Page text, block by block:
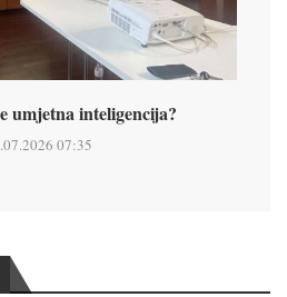
umjetna inteligencija?
07:35